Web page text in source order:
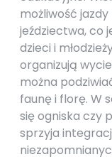
możliwość
jeździectwa, co
dzieci i
organizują
można
faunę i florę. W
się ogniska czy
sprzyja